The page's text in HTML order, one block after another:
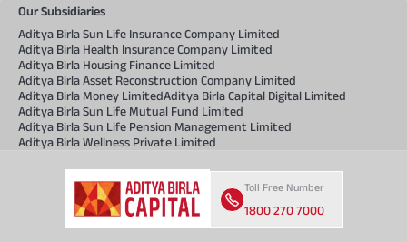
Our Subsidiaries
Aditya Birla Sun Life Insurance Company Limited
Aditya Birla Health Insurance Company Limited
Aditya Birla Housing Finance Limited
Aditya Birla Asset Reconstruction Company Limited
Aditya Birla Money LimitedAditya Birla Capital Digital Limited
Aditya Birla Sun Life Mutual Fund Limited
Aditya Birla Sun Life Pension Management Limited
Aditya Birla Wellness Private Limited
Toll Free Number
1800 270 7000